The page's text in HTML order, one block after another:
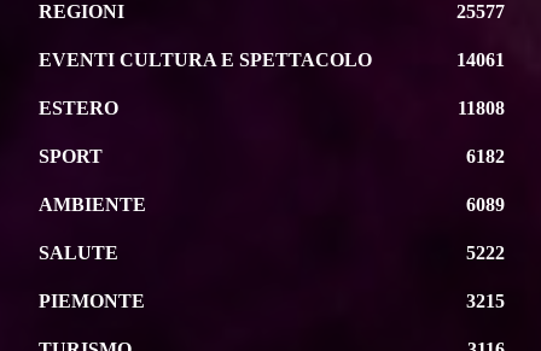
REGIONI 25577
EVENTI CULTURA E SPETTACOLO 14061
ESTERO 11808
SPORT 6182
AMBIENTE 6089
SALUTE 5222
PIEMONTE 3215